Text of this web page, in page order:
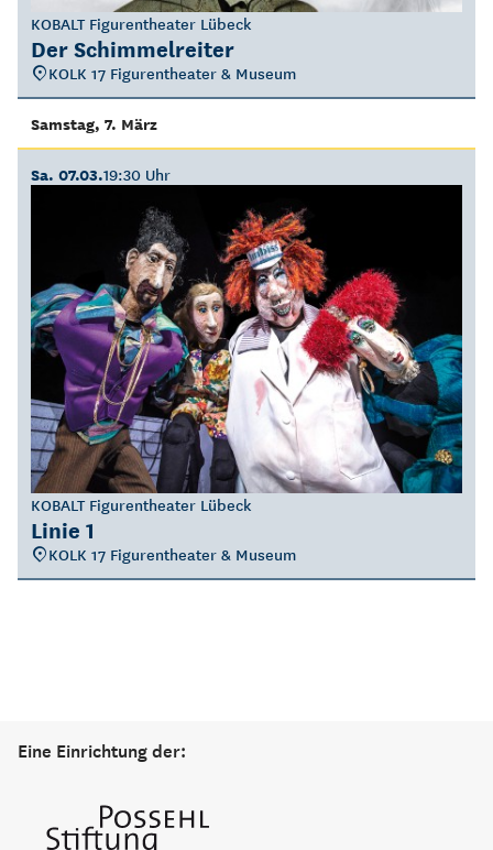
KOBALT Figurentheater Lübeck
Der Schimmelreiter
KOLK 17 Figurentheater & Museum
Samstag, 7. März
Sa. 07.03.19:30 Uhr
KOBALT Figurentheater Lübeck
Linie 1
KOLK 17 Figurentheater & Museum
Eine Einrichtung der: